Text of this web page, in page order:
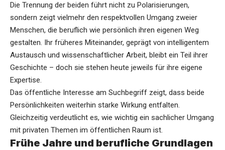
Die Trennung der beiden führt nicht zu Polarisierungen,
sondern zeigt vielmehr den respektvollen Umgang zweier
Menschen, die beruflich wie persönlich ihren eigenen Weg
gestalten. Ihr früheres Miteinander, geprägt von intelligentem
Austausch und wissenschaftlicher Arbeit, bleibt ein Teil ihrer
Geschichte – doch sie stehen heute jeweils für ihre eigene
Expertise.
Das öffentliche Interesse am Suchbegriff zeigt, dass beide
Persönlichkeiten weiterhin starke Wirkung entfalten.
Gleichzeitig verdeutlicht es, wie wichtig ein sachlicher Umgang
mit privaten Themen im öffentlichen Raum ist.
Frühe Jahre und berufliche Grundlagen